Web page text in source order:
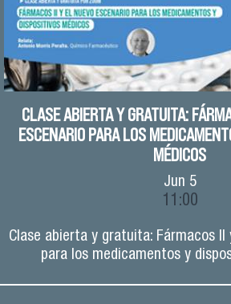
CLASE ABIERTA Y GRATUITA:
ESCENARIO PARA LOS
MÉDICOS
Jun 5
11:00
Clase abierta y gratuita: Fármacos II
para los medicamentos y